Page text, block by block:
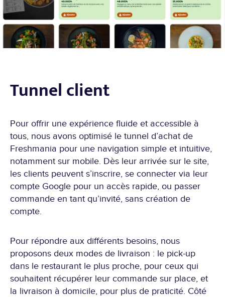
Tunnel client
Pour offrir une expérience fluide et accessible à
tous, nous avons optimisé le tunnel d’achat de
Freshmania pour une navigation simple et intuitive,
notamment sur mobile. Dès leur arrivée sur le site,
les clients peuvent s’inscrire, se connecter via leur
compte Google pour un accès rapide, ou passer
commande en tant qu’invité, sans création de
compte.
Pour répondre aux différents besoins, nous
proposons deux modes de livraison : le pick-up
dans le restaurant le plus proche, pour ceux qui
souhaitent récupérer leur commande sur place, et
la livraison à domicile, pour plus de praticité. Côté